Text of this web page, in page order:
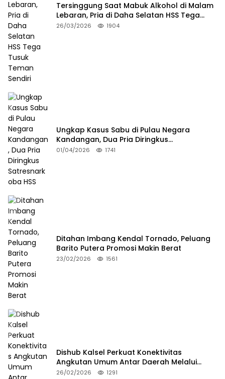
Tersinggung Saat Mabuk Alkohol di Malam
Lebaran, Pria di Daha Selatan HSS Tega
Tusuk Teman Sendiri
26/03/2026 1904
Ungkap Kasus Sabu di Pulau Negara
Kandangan, Dua Pria Diringkus
Satresnarkoba HSS
01/04/2026 1741
Ditahan Imbang Kendal Tornado, Peluang
Barito Putera Promosi Makin Berat
23/02/2026 1561
Dishub Kalsel Perkuat Konektivitas
Angkutan Umum Antar Daerah Melalui
Integritas
26/02/2026 1291